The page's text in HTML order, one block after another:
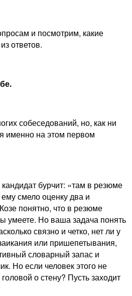
и посмотрим, какие
ответов.
собеседований, но, как ни
именно на этом первом
бурчит: «там в резюме
смело оценку два и
понятно, что в резюме
умеете. Но ваша задача понять
связно и четко, нет ли у
или пришепетывания,
словарный запас и
Но если человек этого не
о стену? Пусть заходит